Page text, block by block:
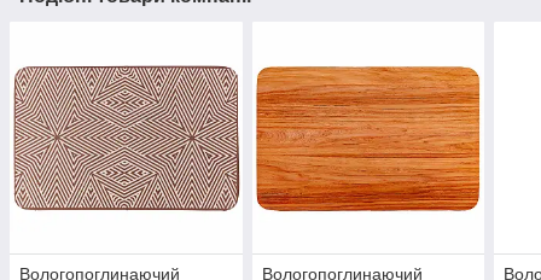
Вологопоглинаючий
Вологопоглинаючий